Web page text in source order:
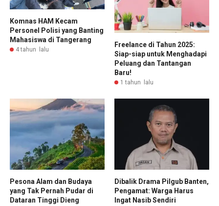
Komnas HAM Kecam
Personel Polisi yang Banting
Mahasiswa di Tangerang
4 tahun lalu
Freelance di Tahun 2025:
Siap-siap untuk Menghadapi
Peluang dan Tantangan
Baru!
1 tahun lalu
Pesona Alam dan Budaya
yang Tak Pernah Pudar di
Dataran Tinggi Dieng
Dibalik Drama Pilgub Banten,
Pengamat: Warga Harus
Ingat Nasib Sendiri